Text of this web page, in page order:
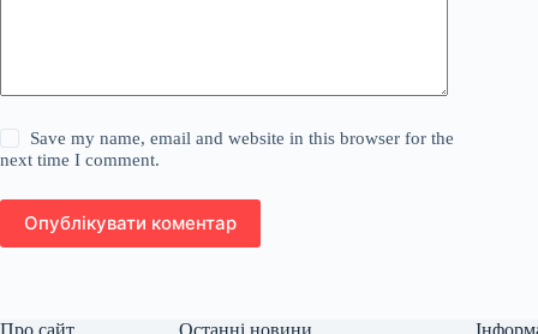
Save my name, email and website in this browser for the
next time I comment.
Опублікувати коментар